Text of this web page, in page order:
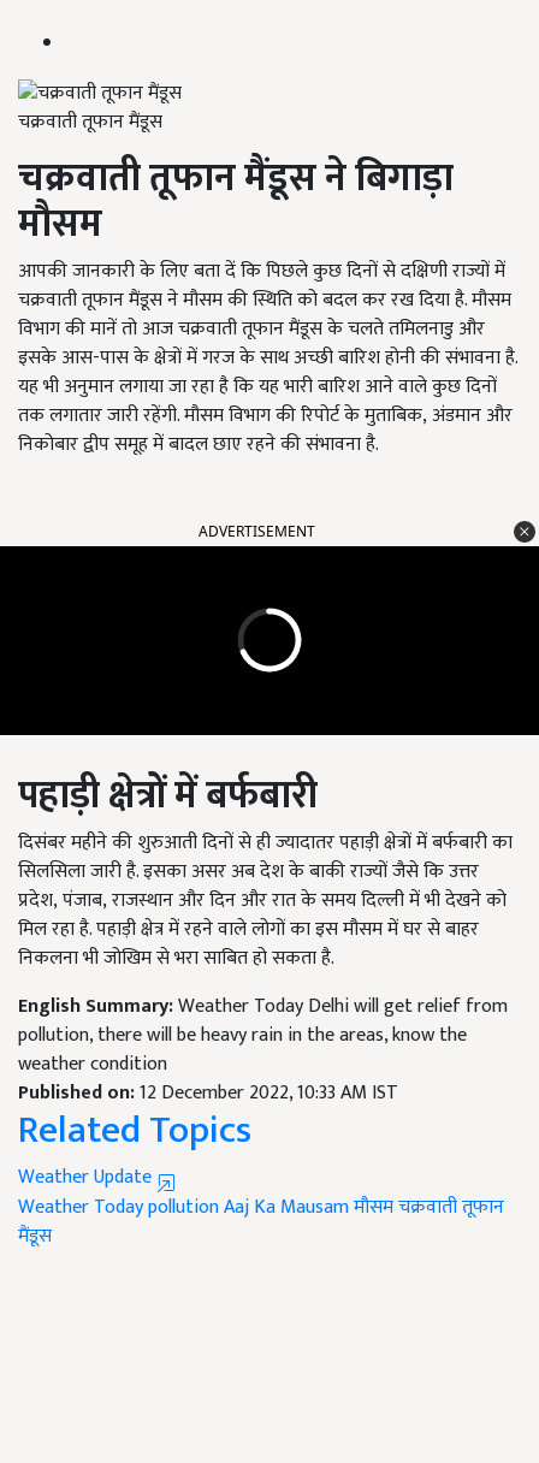
चक्रवाती तूफान मैंडूस
चक्रवाती तूफान मैंडूस ने बिगाड़ा
मौसम
आपकी जानकारी के लिए बता दें कि पिछले कुछ दिनों से दक्षिणी राज्यों में
चक्रवाती तूफान मैंडूस ने मौसम की स्थिति को बदल कर रख दिया है. मौसम
विभाग की मानें तो आज चक्रवाती तूफान मैंडूस के चलते तमिलनाडु और
इसके आस-पास के क्षेत्रों में गरज के साथ अच्छी बारिश होनी की संभावना है.
यह भी अनुमान लगाया जा रहा है कि यह भारी बारिश आने वाले कुछ दिनों
तक लगातार जारी रहेंगी. मौसम विभाग की रिपोर्ट के मुताबिक, अंडमान और
निकोबार द्वीप समूह में बादल छाए रहने की संभावना है.
ADVERTISEMENT
पहाड़ी क्षेत्रों में बर्फबारी
दिसंबर महीने की शुरुआती दिनों से ही ज्यादातर पहाड़ी क्षेत्रों में बर्फबारी का
सिलसिला जारी है. इसका असर अब देश के बाकी राज्यों जैसे कि उत्तर
प्रदेश, पंजाब, राजस्थान और दिन और रात के समय दिल्ली में भी देखने को
मिल रहा है. पहाड़ी क्षेत्र में रहने वाले लोगों का इस मौसम में घर से बाहर
निकलना भी जोखिम से भरा साबित हो सकता है.
English Summary:Weather Today Delhi will get relief from
pollution, there will be heavy rain in the areas, know the
weather condition
Published on:12 December 2022, 10:33 AM IST
Related Topics
Weather Update
Weather TodaypollutionAaj Ka Mausamमौसमचक्रवाती तूफान
मैंडूस